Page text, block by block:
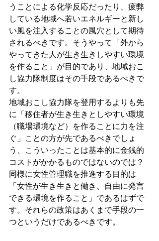
うことによる化学反応だったり、疲弊
している地域へ若いエネルギーと新し
い風を注入することの風穴として期待
されるべきです。そうやって「外から
やってきた人が生き生きしやすい環境
を作ること」が目的であり、地域おこ
し協力隊制度はその手段であるべきで
す。
地域おこし協力隊を登用するよりも先
に「移住者が生き生きとしやすい環境
（職場環境など）を作ることに力を注
ぐ」ことの方が先であるべきでしょ
う、こういったことは基本的に金銭的
コストがかかるものではないのでは？
同様に女性管理職を推進する目的は
「女性が生き生きと働き、自由に発言
できる環境を作ること」であるはずで
す。それらの政策はあくまで手段の一
つというだけであるべきです。